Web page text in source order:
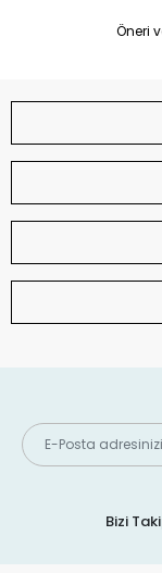
Öneri
Bizi